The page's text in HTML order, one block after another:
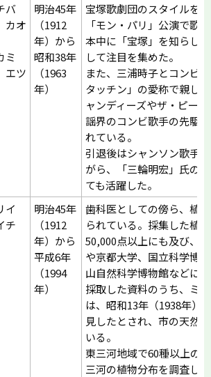
バ
オ
ミ
ツ
明治45年
（1912
年）から
昭和38年
（1963
年）
宝塚歌劇団のスタイルを
「モン・パリ」公演で歌
本中に「宝塚」を知らし
して注目を集めた。
また、三浦時子とコンビ
タッチン」の愛称で親し
ャンディーズやザ・ピー
謡界のコンビ歌手の先駆
れている。
引退後はシャンソン歌手
がら、「三輪明宏」氏の
ても活躍した。
イ
チ
明治45年
（1912
年）から
平成6年
（1994
年）
歯科医としての傍ら、植
られている。採集した植
50,000点以上にも及び、
や京都大学、国立科学博
山自然科学博物館などに
採取した資料のうち、ミ
は、昭和13年（1938年）
見したとされ、市の天然
いる。
東三河地域で60種以上の
三河の植物分布を調査し